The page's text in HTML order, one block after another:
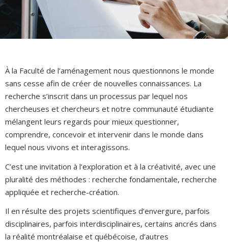
À la Faculté de l’aménagement nous questionnons le monde
sans cesse afin de créer de nouvelles connaissances. La
recherche s’inscrit dans un processus par lequel nos
chercheuses et chercheurs et notre communauté étudiante
mélangent leurs regards pour mieux questionner,
comprendre, concevoir et intervenir dans le monde dans
lequel nous vivons et interagissons.
C’est une invitation à l’exploration et à la créativité, avec une
pluralité des méthodes : recherche fondamentale, recherche
appliquée et recherche-création.
Il en résulte des projets scientifiques d’envergure, parfois
disciplinaires, parfois interdisciplinaires, certains ancrés dans
la réalité montréalaise et québécoise, d’autres